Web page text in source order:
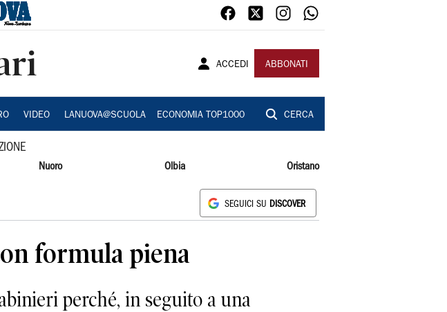
ACCEDI ABBONATI
VIDEO LANUOVA@SCUOLA ECONOMIA TOP1000 CERCA
Nuoro Olbia Oristano
SEGUICI SU DISCOVER
formula piena
perché, in seguito a una